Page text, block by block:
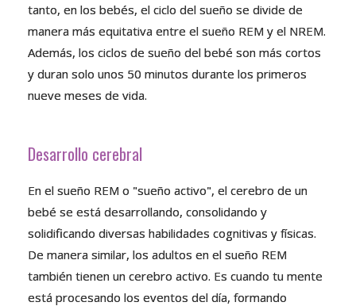
tanto, en los bebés, el ciclo del sueño se divide de
manera más equitativa entre el sueño REM y el NREM.
Además, los ciclos de sueño del bebé son más cortos
y duran solo unos 50 minutos durante los primeros
nueve meses de vida.
Desarrollo cerebral
En el sueño REM o "sueño activo", el cerebro de un
bebé se está desarrollando, consolidando y
solidificando diversas habilidades cognitivas y físicas.
De manera similar, los adultos en el sueño REM
también tienen un cerebro activo. Es cuando tu mente
está procesando los eventos del día, formando